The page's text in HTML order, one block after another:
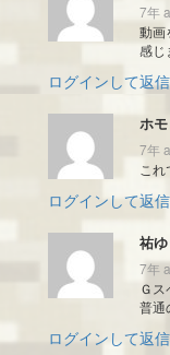
7年
動画
感じ
ログインして返
ホ
7年
こ
ログインして返
祐ゆ
7年
Ｇス
普通
ログインして返